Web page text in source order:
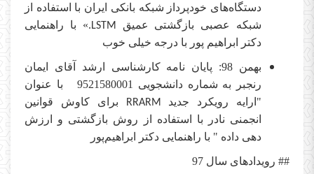
دستگاه‌های خودپرداز شبکه بانکی ایران با استفاده از
شبکه عصبی بازگشتی عمیق
LSTM.» با راهنمایی
دکتر ابراهیم پور با درجه خیلی خوب
بهمن 98: پایان نامه کارشناسی ارشد آقای ایمان
رنجبر به شماره دانشجویی 9521580001 با عنوان
"ارایه رویکرد جدید
RRARM
برای کاوش قوانین
انجمنی نادر با استفاده از روش بازگشتی و ارزش
دهی داده " با راهنمایی دکتر ابراهیم‌پور
## رویدادهای سال 97